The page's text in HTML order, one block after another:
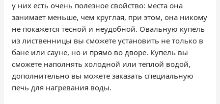
у них есть очень полезное свойство: места она
занимает меньше, чем круглая, при этом, она никому
не покажется тесной и неудобной. Овальную купель
из лиственницы вы сможете установить не только в
бане или сауне, но и прямо во дворе. Купель вы
сможете наполнять холодной или теплой водой,
дополнительно вы можете заказать специальную
печь для нагревания воды.